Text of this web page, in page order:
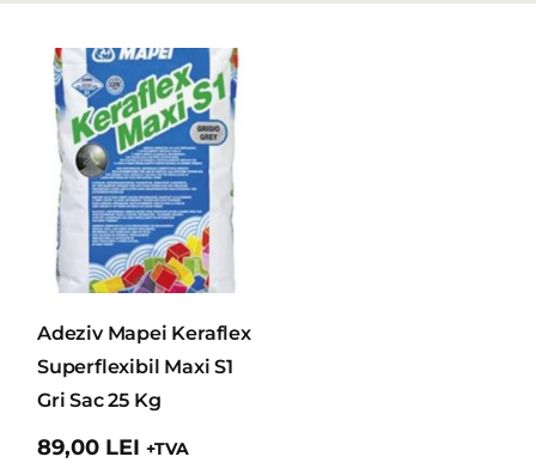
Adeziv Mapei Keraflex
Superflexibil Maxi S1
Gri Sac 25 Kg
89,00 LEI +TVA